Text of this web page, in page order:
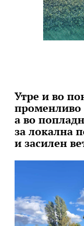
Утре и во
променливо
а во
за локална
и засилен